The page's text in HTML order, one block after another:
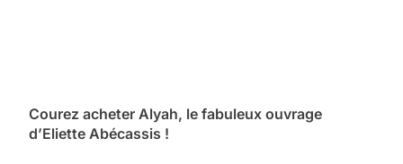
Courez acheter Alyah, le fabuleux ouvrage
d’Eliette Abécassis !